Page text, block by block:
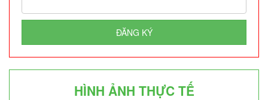
ĐĂNG KÝ
HÌNH ẢNH THỰC TẾ